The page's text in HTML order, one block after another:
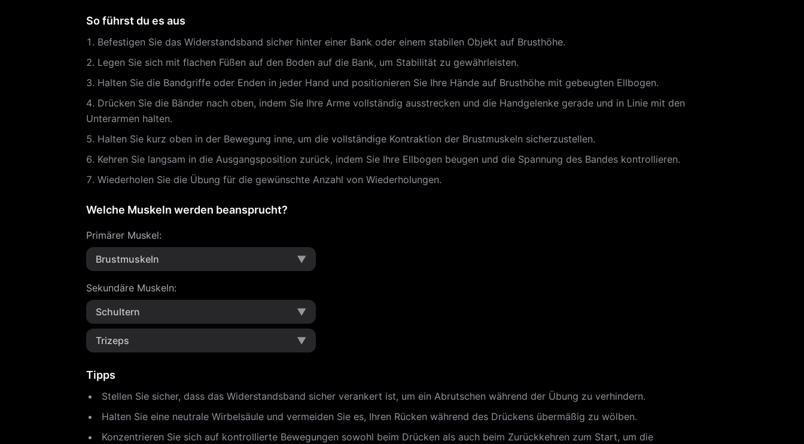
So führst du es aus
Befestigen Sie das Widerstandsband sicher hinter einer Bank oder einem stabilen Objekt auf Brusthöhe.
Legen Sie sich mit flachen Füßen auf den Boden auf die Bank, um Stabilität zu gewährleisten.
Halten Sie die Bandgriffe oder Enden in jeder Hand und positionieren Sie Ihre Hände auf Brusthöhe mit gebeugten Ellbogen.
Drücken Sie die Bänder nach oben, indem Sie Ihre Arme vollständig ausstrecken und die Handgelenke gerade und in Linie mit den
Unterarmen halten.
Halten Sie kurz oben in der Bewegung inne, um die vollständige Kontraktion der Brustmuskeln sicherzustellen.
Kehren Sie langsam in die Ausgangsposition zurück, indem Sie Ihre Ellbogen beugen und die Spannung des Bandes kontrollieren.
Wiederholen Sie die Übung für die gewünschte Anzahl von Wiederholungen.
Welche Muskeln werden beansprucht?
Primärer Muskel:
Brustmuskeln
▼
Sekundäre Muskeln:
Schultern
▼
Trizeps ▼
Tipps
Stellen Sie sicher, dass das Widerstandsband sicher verankert ist, um ein Abrutschen während der Übung zu verhindern.
Halten Sie eine neutrale Wirbelsäule und vermeiden Sie es, Ihren Rücken während des Drückens übermäßig zu wölben.
Konzentrieren Sie sich auf kontrollierte Bewegungen sowohl beim Drücken als auch beim Zurückkehren zum Start, um die